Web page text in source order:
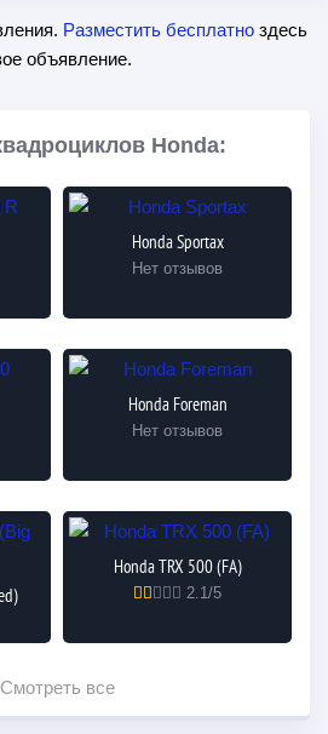
Разместить бесплатно здесь
объявление.
Honda:
Honda Sportax
Нет отзывов
Honda Foreman
Нет отзывов
Honda TRX 500 (FA)
2.1/5
Смотреть все